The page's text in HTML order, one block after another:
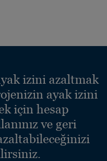
izini azaltmak
ayak izini
için hesap
ve geri